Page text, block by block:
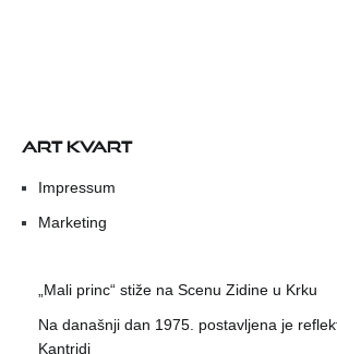
ART KVART
Impressum
Marketing
„Mali princ“ stiže na Scenu Zidine u Krku
Na današnji dan 1975. postavljena je
Kantridi